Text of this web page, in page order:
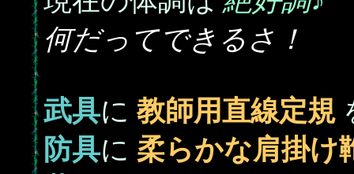
何だってできるさ！
武具に教師用直線定規
防具に 柔らかな肩掛け